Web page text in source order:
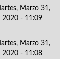
Marzo 31,
2020 - 11:09
Marzo 31,
2020 - 11:08